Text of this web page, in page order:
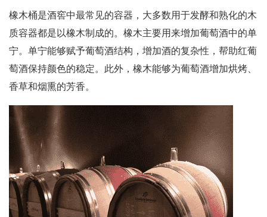
橡木桶是酒窖中最常见的容器，大多数用于发酵和熟化的木
质容器都是以橡木制成的。橡木主要用来增加葡萄酒中的单
宁。单宁能够赋予葡萄酒结构，增加酒的复杂性，帮助红葡
萄酒保持颜色的稳定。此外，橡木能够为葡萄酒增加烘烤、
香草和烟熏的芳香。